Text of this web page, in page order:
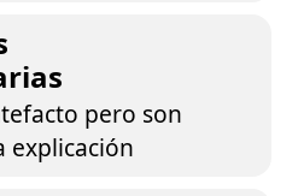
pero son
explicación